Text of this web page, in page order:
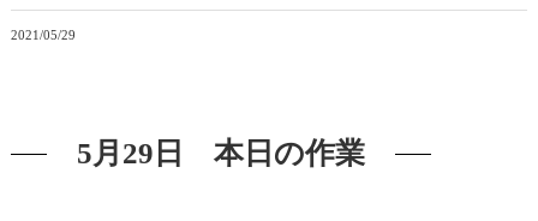
2021/05/29
5月29日 本日の作業